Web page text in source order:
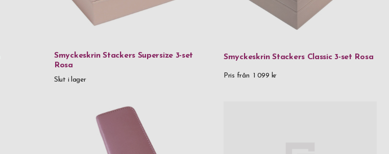
Smyckeskrin Stackers Supersize 3-set
Rosa
Slut i lager
Smyckeskrin Stackers Classic 3-set Rosa
Pris från 1 099 kr